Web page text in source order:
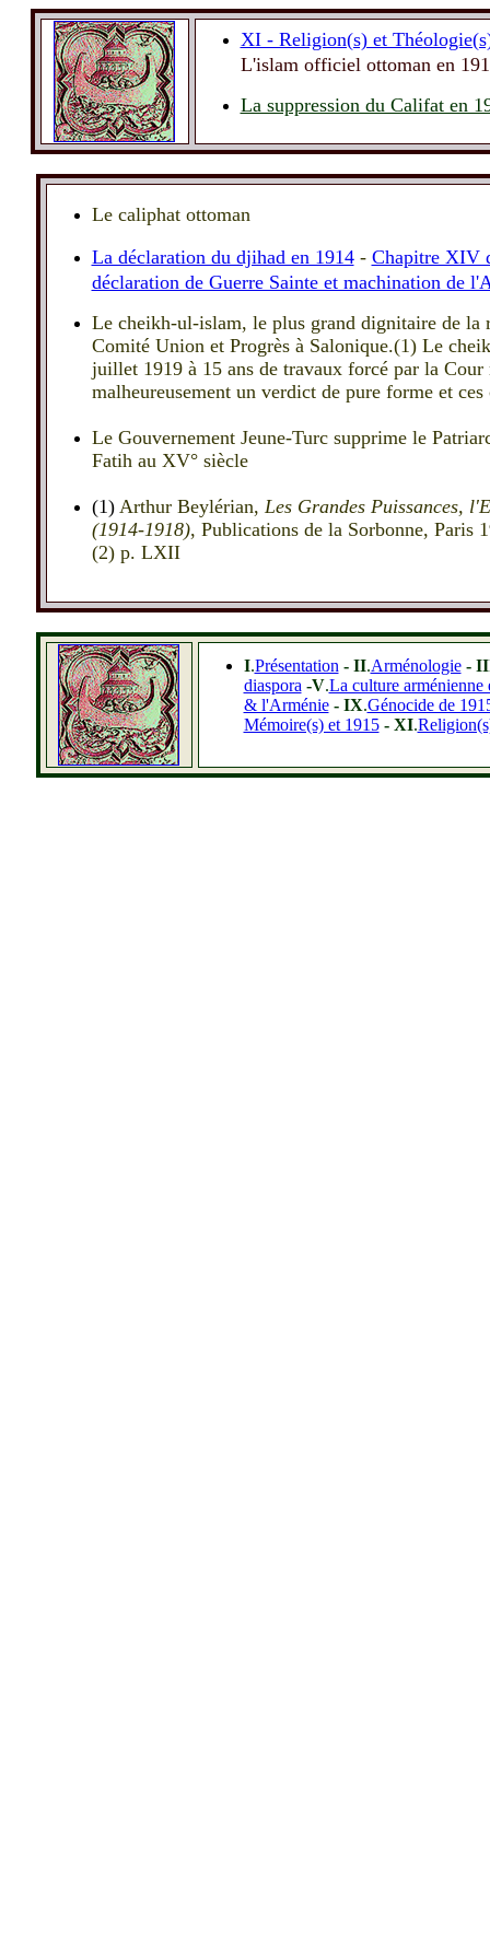
XI - Religion(s) et
L'islam officiel ottoman en
La suppression du Califat en
Le caliphat ottoman
La déclaration du djihad en 1914- Chapitre XIV
déclaration de Guerre Sainte et machination de
Le cheikh-ul-islam, le plus grand dignitaire de la
Comité Union et Progrès à Salonique.(1) Le
juillet 1919 à 15 ans de travaux forcé par la
malheureusement un verdict de pure forme et
Le Gouvernement Jeune-Turc supprime le
Fatih au XV° siècle
(1) Arthur Beylérian, Les Grandes Puissances,
(1914-1918), Publications de la Sorbonne, Paris
(2) p. LXII
I.Présentation - II.Arménologie-
diaspora -V.La culture arménienne
& l'Arménie- IX.Génocide de
Mémoire(s) et 1915- XI.